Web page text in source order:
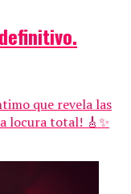
que revela las
locura total! 🎸✨